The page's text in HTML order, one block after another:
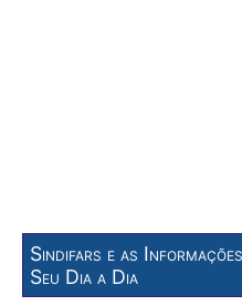
Sindifars e as
Seu Dia a Dia